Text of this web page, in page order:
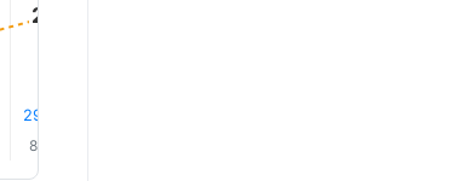
22.0°
29% Regn
8.0 km/h